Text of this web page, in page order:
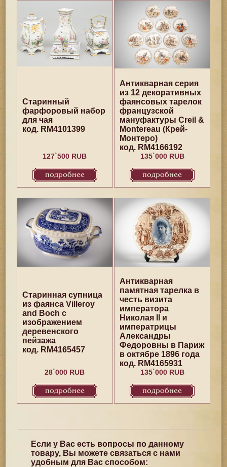
Старинный
фарфоровый набор
для чая
код. RM4101399
127`500 RUB
подробнее
Антикварная серия
из 12 декоративных
фаянсовых тарелок
французской
мануфактуры Creil &
Montereau (Крей-
Монтеро)
код. RM4166192
135`000 RUB
подробнее
Старинная супница
из фаянса Villeroy
and Boch с
изображением
деревенского
пейзажа
код. RM4165457
28`000 RUB
подробнее
Антикварная
памятная тарелка в
честь визита
императора
Николая II и
императрицы
Александры
Федоровны в Париж
в октябре 1896 года
код. RM4165931
135`000 RUB
подробнее
Если у Вас есть вопросы по данному
товару, Вы можете связаться с нами
удобным для Вас способом: